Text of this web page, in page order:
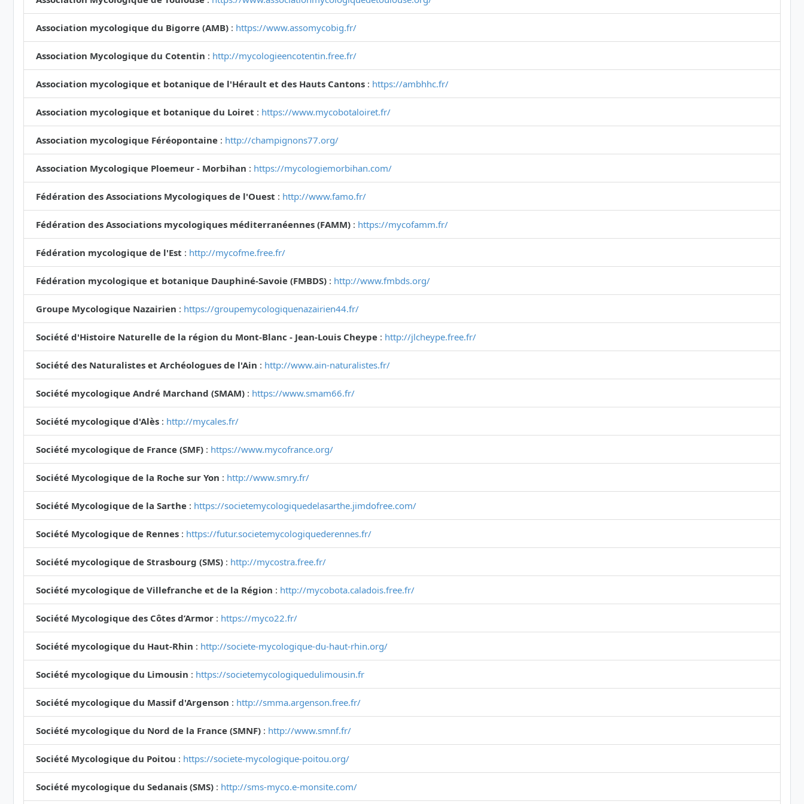
Association mycologique du Bigorre (AMB) : https://www.assomycobig.fr/
Association Mycologique du Cotentin : http://mycologieencotentin.free.fr/
Association mycologique et botanique de l'Hérault et des Hauts Cantons : https://ambhhc.fr/
Association mycologique et botanique du Loiret : https://www.mycobotaloiret.fr/
Association mycologique Féréopontaine : http://champignons77.org/
Association Mycologique Ploemeur - Morbihan : https://mycologiemorbihan.com/
Fédération des Associations Mycologiques de l'Ouest : http://www.famo.fr/
Fédération des Associations mycologiques méditerranéennes (FAMM) : https://mycofamm.fr/
Fédération mycologique de l'Est : http://mycofme.free.fr/
Fédération mycologique et botanique Dauphiné-Savoie (FMBDS) : http://www.fmbds.org/
Groupe Mycologique Nazairien : https://groupemycologiquenazairien44.fr/
Société d'Histoire Naturelle de la région du Mont-Blanc - Jean-Louis Cheype : http://jlcheype.free.fr/
Société des Naturalistes et Archéologues de l'Ain : http://www.ain-naturalistes.fr/
Société mycologique André Marchand (SMAM) : https://www.smam66.fr/
Société mycologique d'Alès : http://mycales.fr/
Société mycologique de France (SMF) : https://www.mycofrance.org/
Société Mycologique de la Roche sur Yon : http://www.smry.fr/
Société Mycologique de la Sarthe : https://societemycologiquedelasarthe.jimdofree.com/
Société Mycologique de Rennes : https://futur.societemycologiquederennes.fr/
Société mycologique de Strasbourg (SMS) : http://mycostra.free.fr/
Société mycologique de Villefranche et de la Région : http://mycobota.caladois.free.fr/
Société Mycologique des Côtes d’Armor : https://myco22.fr/
Société mycologique du Haut-Rhin : http://societe-mycologique-du-haut-rhin.org/
Société mycologique du Limousin : https://societemycologiquedulimousin.fr
Société mycologique du Massif d'Argenson : http://smma.argenson.free.fr/
Société mycologique du Nord de la France (SMNF) : http://www.smnf.fr/
Société Mycologique du Poitou : https://societe-mycologique-poitou.org/
Société mycologique du Sedanais (SMS) : http://sms-myco.e-monsite.com/